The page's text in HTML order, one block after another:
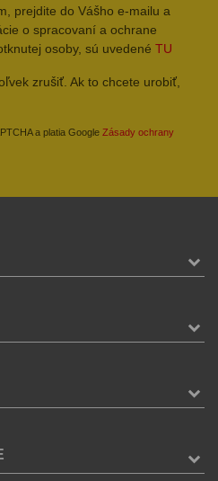
prejdite do Vášho e-mailu a
o spracovaní a ochrane
osoby, sú uvedené TU
zrušiť. Ak to chcete urobiť,
a platia Google Zásady ochrany